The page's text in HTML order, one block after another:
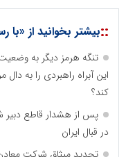
::بیشتر بخوانید از
تنگه هرمز دیگر به
این آبراه راهبردی را به
کند؟
پس از هشدار قاطع دبیر
در قبال ایران